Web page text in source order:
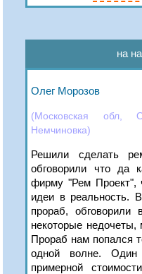
на
Олег Морозов
(Московская обл,
Немчиновка)
Решили сделать
обговорили что да
фирму "Рем Проект",
идеи в реальность.
прораб,
некоторые
Прораб нам попался
одной волне. Один
примерной